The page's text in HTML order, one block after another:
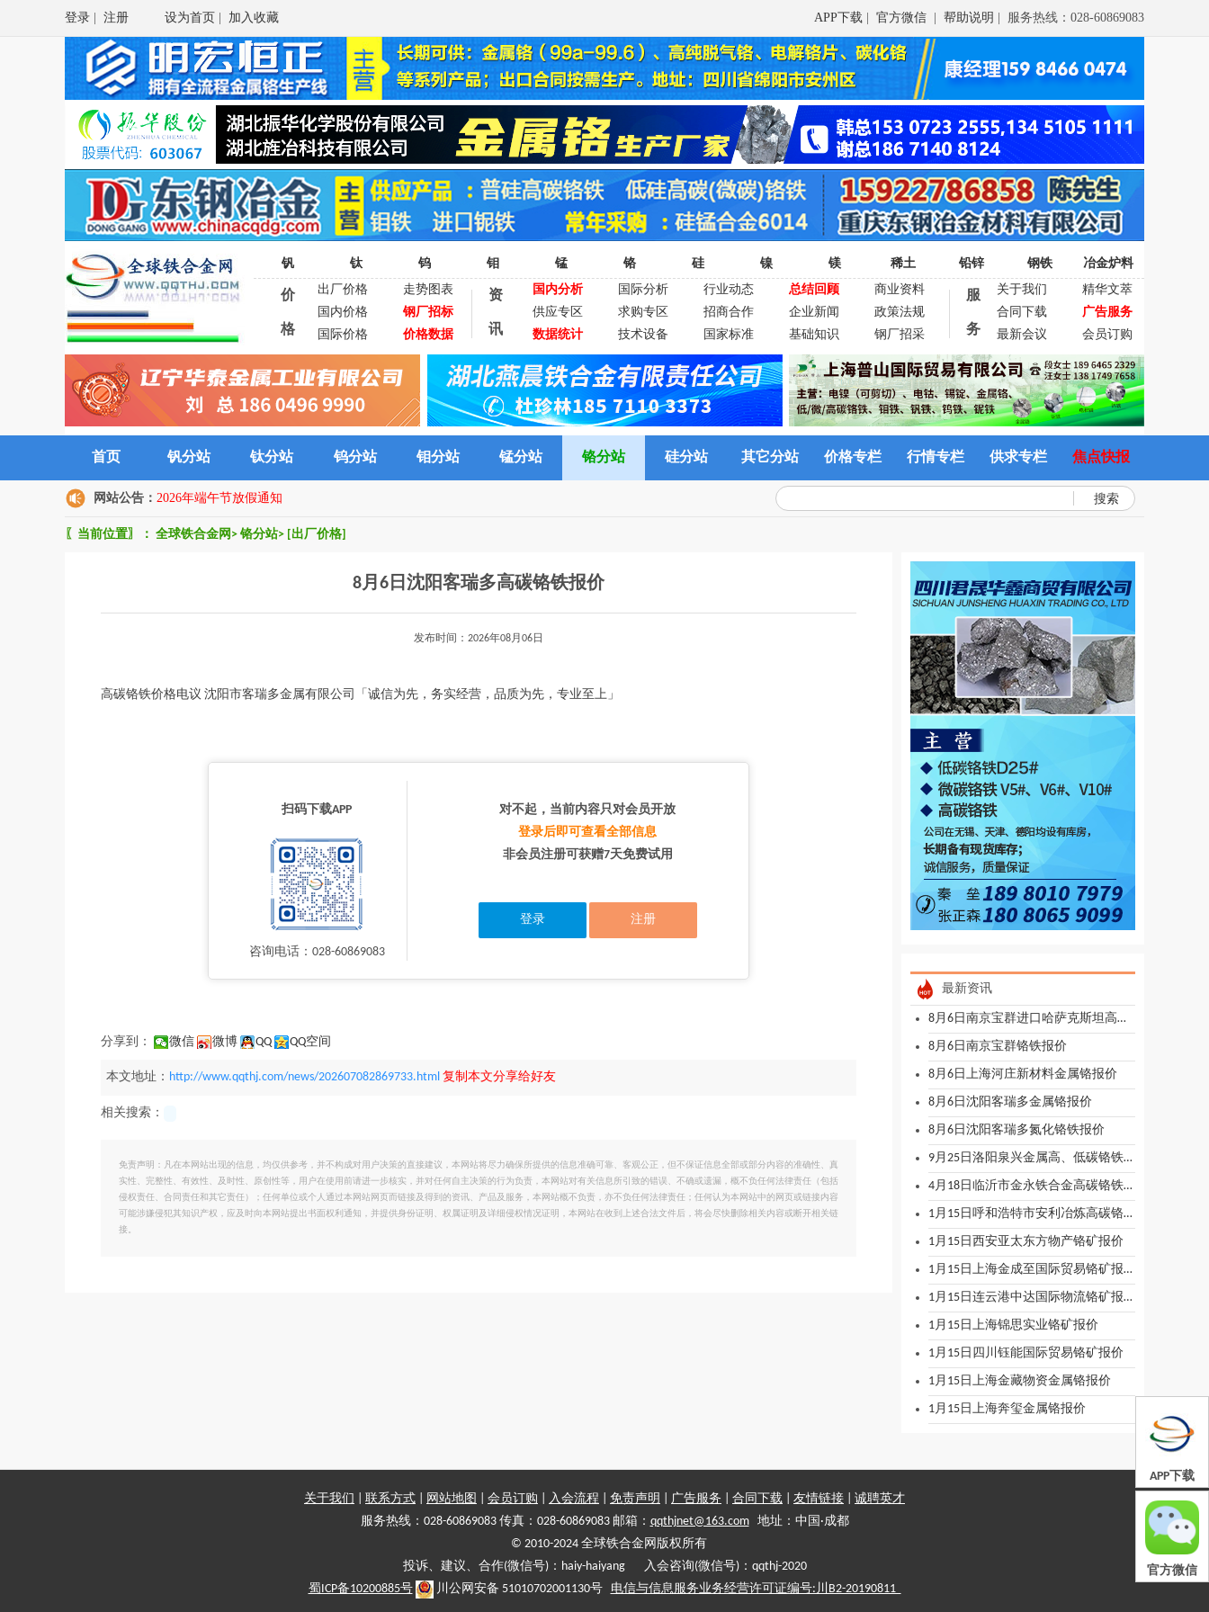
登录 注册 设为首页 加入收藏 APP下载 官方微信 帮助说明 | 服务热线：028-60869083
钒 钛 钨 钼 锰 铬 硅 镍 镁 稀土 铅锌 钢铁 冶金炉料
价
格
出厂价格
走势图表
国内价格
钢厂招标
国际价格
价格数据
资
讯
国内分析 国际分析 行业动态 总结回顾
商业资料
供应专区
求购专区 招商合作 企业新闻
政策法规
数据统计
技术设备 国家标准 基础知识 钢厂招采
服
务
关于我们
精华文萃
合同下载
广告服务
最新会议
会员订购
首页 钒分站 钛分站 钨分站 钼分站 锰分站 铬分站 硅分站 其它分站 价格专栏 行情专栏 供求专栏 焦点快报
网站公告： 2026年端午节放假通知 搜索
〖当前位置〗： 全球铁合金网 > 铬分站> [出厂价格]
8月6日沈阳客瑞多高碳铬铁报价
发布时间：2026年08月06日
高碳铬铁价格电议 沈阳市客瑞多金属有限公司「诚信为先，务实经营，品质为先，专业至上」
扫码下载APP
咨询电话：028-60869083
对不起，当前内容只对会员开放
登录后即可查看全部信息
非会员注册可获赠7天免费试用
登录 注册
分享到： 微信 微博 QQ QQ空间
本文地址： http://www.qqthj.com/news/202607082869733.html 复制本文分享给好友
相关搜索：
免责声明：凡在本网站出现的信息，均仅供参考，并不构成对用户决策的直接建议，本网站将尽力确保所提供的信息准确可靠、客观公正，但不保证信息全部或部分内容的准确性、真
实性、完整性、有效性、及时性、原创性等，用户在使用前请进一步核实，并对任何自主决策的行为负责，本网站对有关信息所引致的错误、不确或遗漏，概不负任何法律责任（包括
侵权责任、合同责任和其它责任）；任何单位或个人通过本网站网页而链接及得到的资讯、产品及服务，本网站概不负责，亦不负任何法律责任；任何认为本网站中的网页或链接内容
可能涉嫌侵犯其知识产权，应及时向本网站提出书面权利通知，并提供身份证明、权属证明及详细侵权情况证明，本网站在收到上述合法文件后，将会尽快删除相关内容或断开相关链
接。
最新资讯
8月6日南京宝群进口哈萨克斯坦高碳铬铁报价
8月6日南京宝群铬铁报价
8月6日上海河庄新材料金属铬报价
8月6日沈阳客瑞多金属铬报价
8月6日沈阳客瑞多氮化铬铁报价
9月25日洛阳泉兴金属高、低碳铬铁报价
4月18日临沂市金永铁合金高碳铬铁报价
1月15日呼和浩特市安利冶炼高碳铬铁报价
1月15日西安亚太东方物产铬矿报价
1月15日上海金成至国际贸易铬矿报价
1月15日连云港中达国际物流铬矿报价
1月15日上海锦思实业铬矿报价
1月15日四川钰能国际贸易铬矿报价
1月15日上海金藏物资金属铬报价
1月15日上海奔玺金属铬报价
关于我们 联系方式 网站地图 会员订购 入会流程 免责声明 广告服务 合同下载 友情链接
诚聘英才
服务热线：028-60869083 传真：028-60869083 邮箱： qqthjnet@163.com地址：中国·成都
© 2010-2024 全球铁合金网版权所有
投诉、建议、合作(微信号)：haiy-haiyang 入会咨询(微信号)：qqthj-2020
蜀ICP备10200885号
川公网安备 51010702001130号 电信与信息服务业务经营许可证编号:川B2-20190811
APP下载
官方微信